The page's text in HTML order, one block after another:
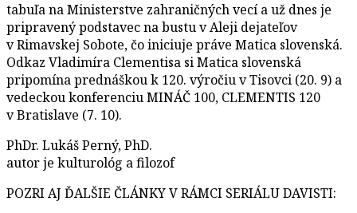
tabuľa na Ministerstve zahraničných vecí a už dnes je
pripravený podstavec na bustu v Aleji dejateľov
v Rimavskej Sobote, čo iniciuje práve Matica slovenská.
Odkaz Vladimíra Clementisa si Matica slovenská
pripomína prednáškou k 120. výročiu v Tisovci (20. 9) a
vedeckou konferenciu MINÁČ 100, CLEMENTIS 120
v Bratislave (7. 10).
PhDr. Lukáš Perný, PhD.
autor je kulturológ a filozof
POZRI AJ ĎALŠIE ČLÁNKY V RÁMCI SERIÁLU DAVISTI: